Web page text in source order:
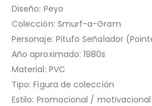
Diseño: Peyo
Colección: Smurf-a-Gram
Personaje: Pitufo Señalador
Año aproximado: 1980s
Material: PVC
Tipo: Figura de colección
Estilo: Promocional /